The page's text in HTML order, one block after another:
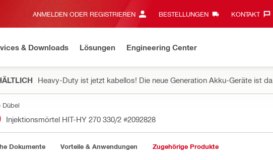
ANMELDEN ODER REGISTRIEREN BESTELLUNGEN KONTAKT‎
& Downloads Lösungen Engineering Center
Heavy-Duty ist jetzt kabellos! Die neue Generation Akku-Geräte ist da.
Dübel
Injektionsmörtel HIT-HY 270 330/2 #2092828
Dokumente Vorteile & Anwendungen Zugehörige Produkte